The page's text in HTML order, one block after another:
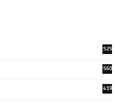
525
560
419